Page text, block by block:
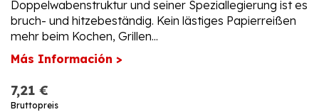
Doppelwabenstruktur und seiner Speziallegierung ist es
bruch- und hitzebeständig. Kein lästiges Papierreißen
mehr beim Kochen, Grillen...
Más Información >
7,21 €
Bruttopreis